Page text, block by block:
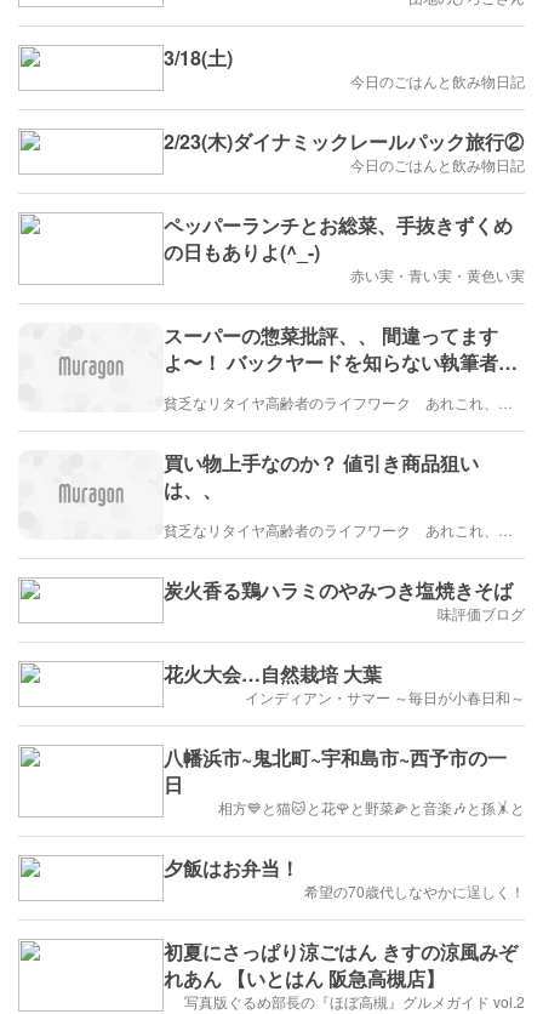
3/18(土)
今日のごはんと飲み物日記
2/23(木)ダイナミックレールパック旅行②
今日のごはんと飲み物日記
ペッパーランチとお総菜、手抜きずくめ
の日もありよ(^_-)
赤い実・青い実・黄色い実
スーパーの惣菜批評、、 間違ってます
よ〜！ バックヤードを知らない執筆者だ
買い物上手なのか？ 値引き商品狙い
は、、
炭火香る鶏ハラミのやみつき塩焼きそば
味評価ブログ
花火大会…自然栽培 大葉
インディアン・サマー ～毎日が小春日和～
八幡浜市~鬼北町~宇和島市~西予市の一
日
相方💙と猫🐱と花🌹と野菜🌽と音楽🎶と孫🤸と
夕飯はお弁当！
希望の70歳代しなやかに逞しく！
初夏にさっぱり涼ごはん きすの涼風みぞ
れあん 【いとはん 阪急高槻店】
写真版ぐるめ部長の『ほぼ高槻』グルメガイド vol.2